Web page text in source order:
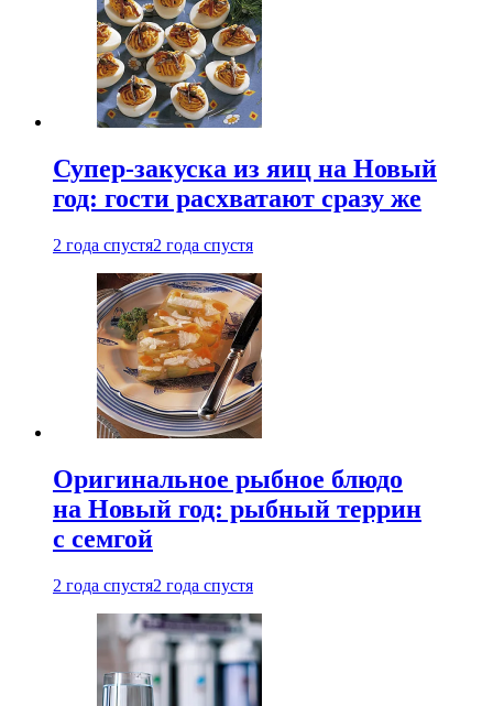
Супер-закуска из яиц на Новый
год: гости расхватают сразу же
2 года спустя2 года спустя
Оригинальное рыбное блюдо
на Новый год: рыбный террин
с семгой
2 года спустя2 года спустя